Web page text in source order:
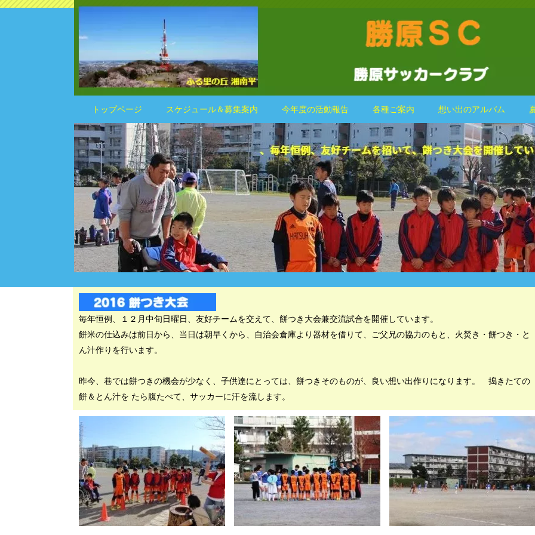
トップページ スケジュール＆募集案内 今年度の活動報告 各種ご案内 想い出のアルバム
毎年恒例、１２月中旬日曜日、友好チームを交えて、餅つき大会兼交流試合を開催しています。
餅米の仕込みは前日から、当日は朝早くから、自治会倉庫より器材を借りて、ご父兄の協力のもと、火焚き・餅つき・と
ん汁作りを行います。
昨今、巷では餅つきの機会が少なく、子供達にとっては、餅つきそのものが、良い想い出作りになります。 搗きたての
餅＆とん汁を たら腹たべて、サッカーに汗を流します。